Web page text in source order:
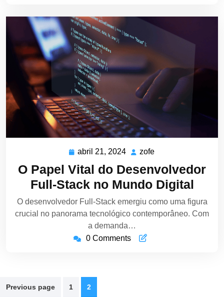
abril 21, 2024 abril
2024
zofe
O Papel Vital do Desenvolvedor
Full-Stack no Mundo Digital
O desenvolvedor Full-Stack emergiu como uma figura
crucial no panorama tecnológico contemporâneo. Com
a demanda…
0 Comments
Paginação
Previous page 1 2